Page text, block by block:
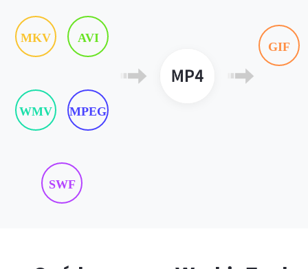
MKV AVI
WMV MPEG
SWF
GIF